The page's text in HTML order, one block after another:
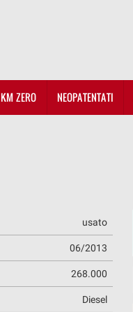
KM ZERO NEOPATENTATI
usato
06/2013
268.000
Diesel